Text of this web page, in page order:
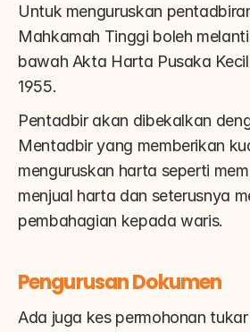
Untuk menguruskan
Mahkamah Tinggi boleh
bawah Akta Harta Pusaka
1955.
Pentadbir akan dibekalkan
Mentadbir yang memberikan
menguruskan harta seperti
menjual harta dan seterusnya
pembahagian kepada waris.
Pengurusan Dokumen
Ada juga kes permohonan